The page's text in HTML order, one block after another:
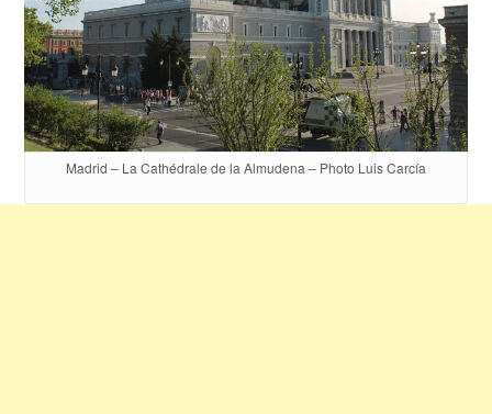
Madrid – La Cathédrale de la Almudena – Photo Luis Carcía